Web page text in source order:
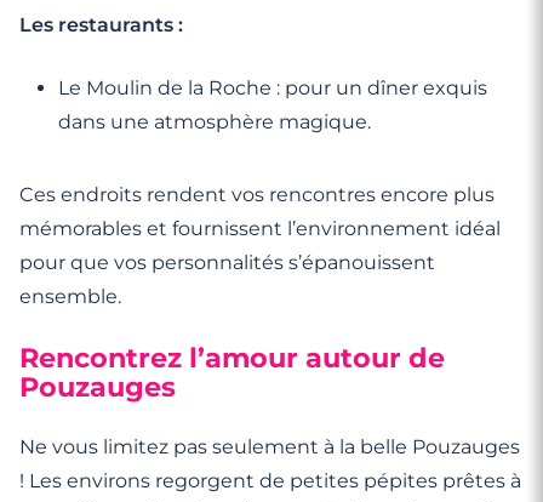
Les restaurants :
Le Moulin de la Roche : pour un dîner exquis
dans une atmosphère magique.
Ces endroits rendent vos rencontres encore plus
mémorables et fournissent l’environnement idéal
pour que vos personnalités s’épanouissent
ensemble.
Rencontrez l’amour autour de
Pouzauges
Ne vous limitez pas seulement à la belle Pouzauges
! Les environs regorgent de petites pépites prêtes à